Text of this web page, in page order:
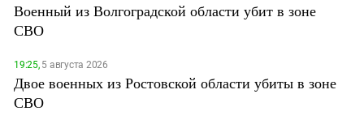
Военный из Волгоградской области убит в зоне
СВО
19:25,5 августа 2026
Двое военных из Ростовской области убиты в зоне
СВО